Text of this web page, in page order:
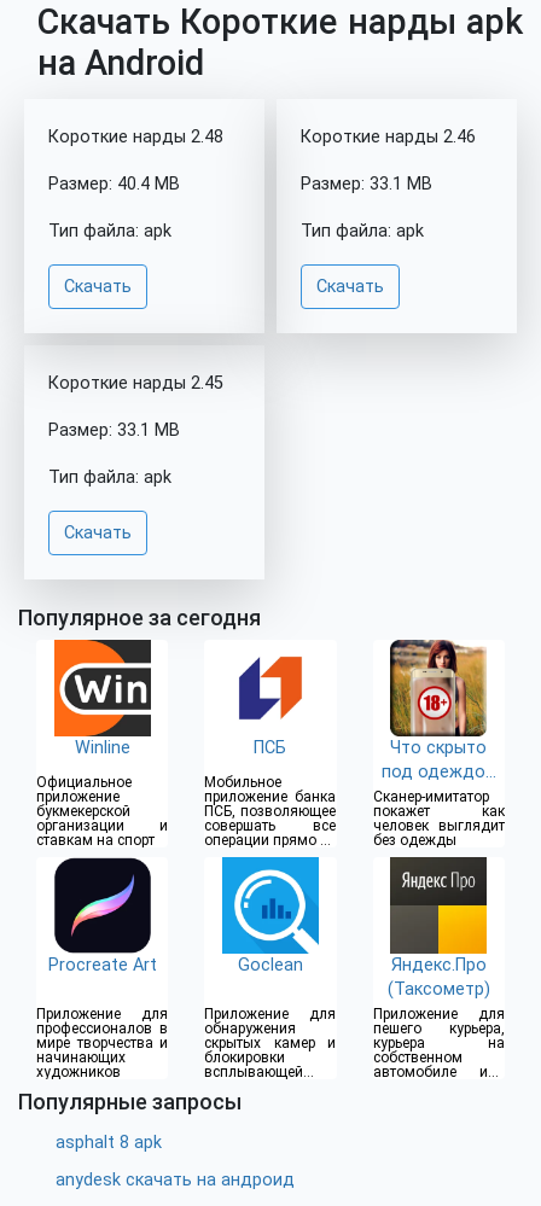
Скачать Короткие нарды apk
на Android
Короткие нарды 2.48
Размер: 40.4 MB
Тип файла: apk
Скачать
Короткие нарды 2.46
Размер: 33.1 MB
Тип файла: apk
Скачать
Короткие нарды 2.45
Размер: 33.1 MB
Тип файла: apk
Скачать
Популярное за сегодня
Winline
Официальное
приложение
букмекерской
организации и
ставкам на спорт
ПСБ
Мобильное
приложение банка
ПСБ, позволяющее
совершать все
операции прямо из
дома
Что скрыто
под одеждой
(18+)
Сканер-имитатор
покажет как
человек выглядит
без одежды
Procreate Art
Приложение для
профессионалов в
мире творчества и
начинающих
художников
Goclean
Приложение для
обнаружения
скрытых камер и
блокировки
всплывающей
Яндекс.Про
(Таксометр)
Приложение для
пешего курьера,
курьера на
собственном
автомобиле или
Популярные запросы
asphalt 8 apk
anydesk скачать на андроид